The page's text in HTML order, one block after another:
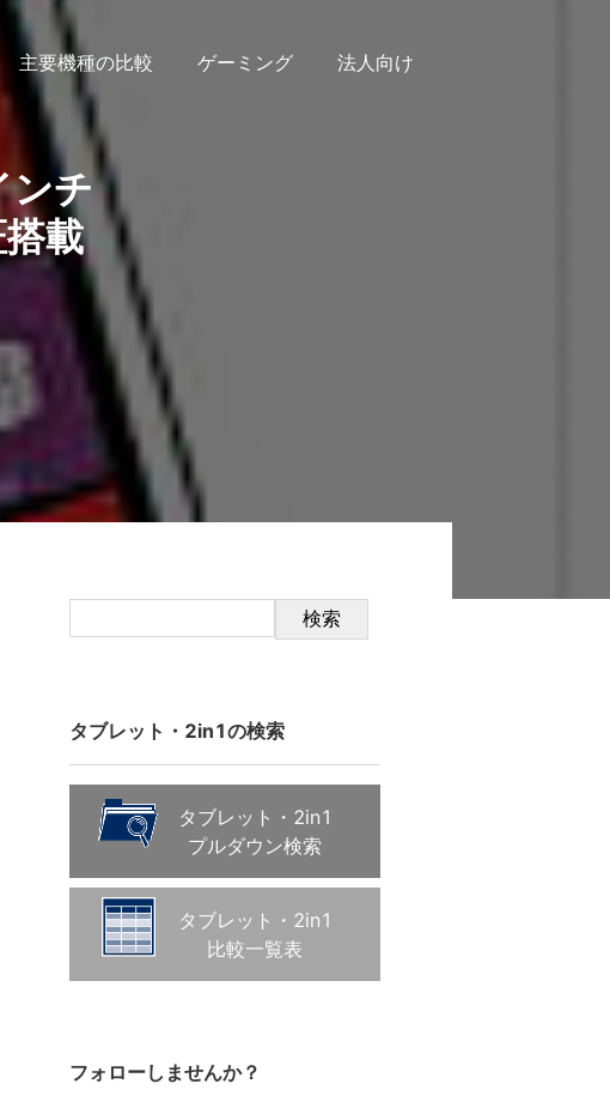
主要機種の比較 ゲーミング 法人向け
ンチ
載
検索
タブレット・2in1の検索
タブレット・2in1
プルダウン検索
タブレット・2in1
比較一覧表
フォローしませんか？